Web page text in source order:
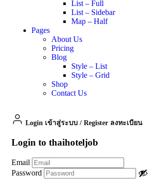
List – Full
List – Sidebar
Map – Half
Pages
About Us
Pricing
Blog
Style – List
Style – Grid
Shop
Contact Us
Login เข้าสู่ระบบ / Register ลงทะเบียน
Login to thaihoteljob
Email
Password